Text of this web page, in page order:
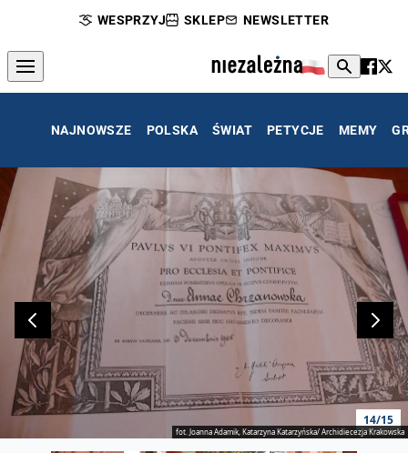
WESPRZYJ SKLEP NEWSLETTER
NAJNOWSZE POLSKA ŚWIAT PETYCJE MEMY
14/15
fot. Joanna Adamik, Katarzyna Katarzyńska/ Archidiecezja Krakowska